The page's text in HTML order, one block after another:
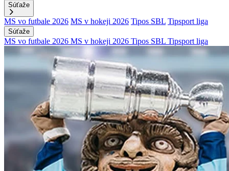
Súťaže
MS vo futbale 2026 MS v hokeji 2026 Tipos SBL Tipsport liga
Súťaže
MS vo futbale 2026 MS v hokeji 2026 Tipos SBL Tipsport liga